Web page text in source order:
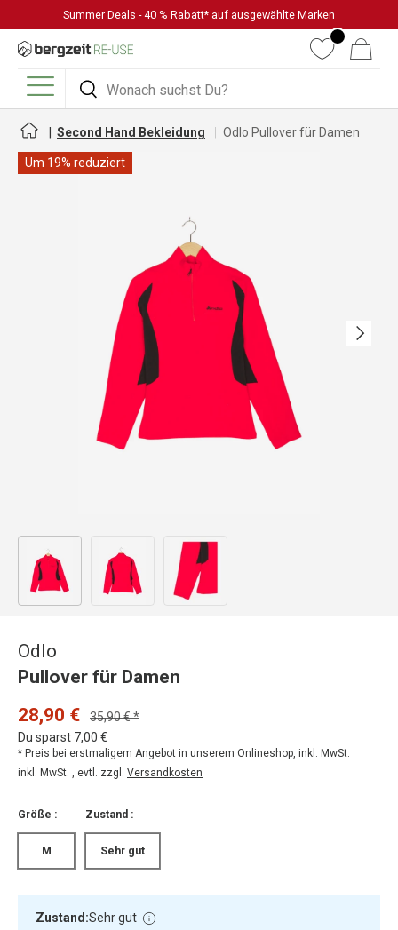
DIREKT ZUM INHALT
Summer Deals - 40 % Rabatt* auf ausgewählte Marken
Suchen
Suchen
WunschlisteWarenkorb
Menü
Second Hand Bekleidung Odlo Pullover für Damen
Um 19% reduziert
Nächste
Bild 1 in Galerieansicht laden
Odlo
Pullover für Damen
28,90 €
35,90 € *
Du sparst 7,00 €
* Preis bei erstmaligem Angebot in unserem Onlineshop, inkl. MwSt.
inkl. MwSt. , evtl. zzgl. Versandkosten
Größe :
M
Zustand :
Sehr gut
Zustand:Sehr gut